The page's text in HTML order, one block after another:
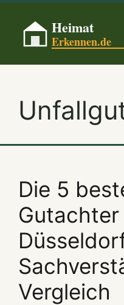
content
Die 5
Gutachter
Vergleich